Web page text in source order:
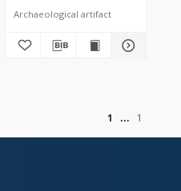
Archaeological artifact
1
1